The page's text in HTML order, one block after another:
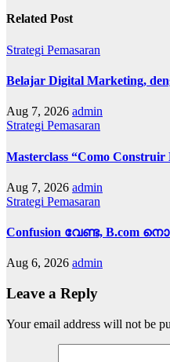
Related Post
Strategi Pemasaran
Belajar Digital Marketing,
Aug 7, 2026 admin
Strategi Pemasaran
Masterclass “Como Construir
Aug 7, 2026 admin
Strategi Pemasaran
Confusion വേണ്ട, B.com
Aug 6, 2026 admin
Leave a Reply
Your email address will not be